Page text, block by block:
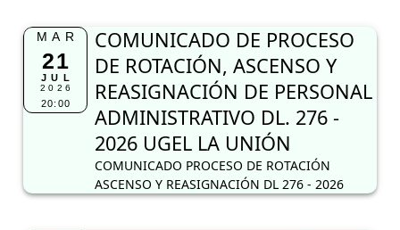
MAR
21
JUL
2026
20:00
COMUNICADO DE PROCESO
DE ROTACIÓN, ASCENSO Y
REASIGNACIÓN DE PERSONAL
ADMINISTRATIVO DL. 276 -
2026 UGEL LA UNIÓN
COMUNICADO PROCESO DE ROTACIÓN
ASCENSO Y REASIGNACIÓN DL 276 - 2026